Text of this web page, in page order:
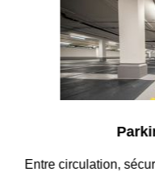
Entre circulation,